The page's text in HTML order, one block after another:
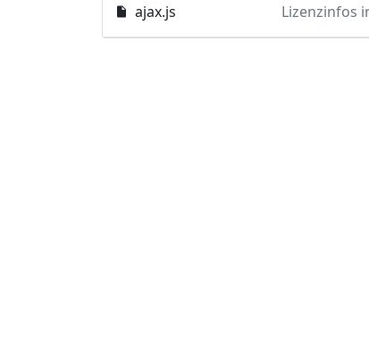
ajax.js